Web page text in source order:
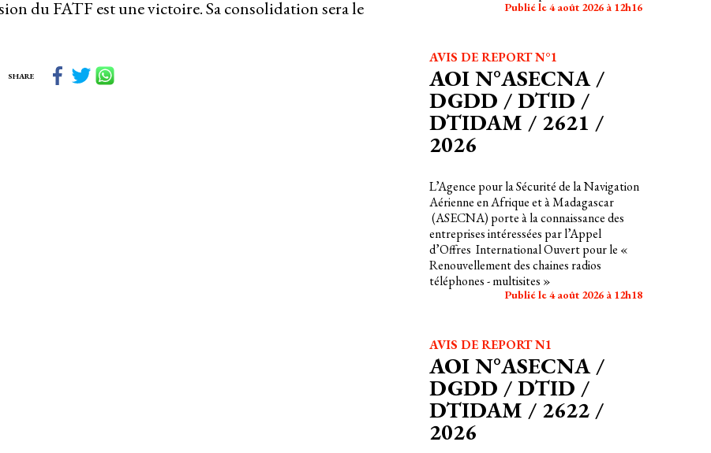
du FATF est une victoire. Sa consolidation sera le
SHARE
réhabilitation des aides lumineuses et du
Bata en Guinée Equatoriale »
Publié le 4 août 2026 à 12h16
AVIS DE REPORT N°1
AOI N°ASECNA /
DGDD / DTID /
DTIDAM / 2621 /
2026
L’Agence pour la Sécurité de la Navigation
Aérienne en Afrique et à Madagascar
(ASECNA) porte à la connaissance des
entreprises intéressées par l’Appel
d’Offres International Ouvert pour le «
Renouvellement des chaines radios
téléphones - multisites »
Publié le 4 août 2026 à 12h18
AVIS DE REPORT N1
AOI N°ASECNA /
DGDD / DTID /
DTIDAM / 2622 /
2026